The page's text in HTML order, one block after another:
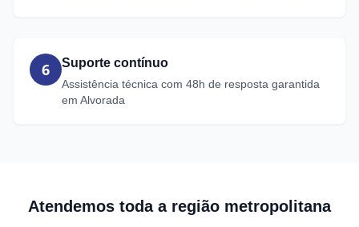
6 Suporte contínuo
Assistência técnica com 48h de resposta garantida
em Alvorada
Atendemos toda a região metropolitana